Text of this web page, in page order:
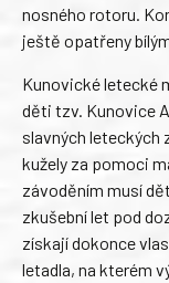
nosného rotoru.
ještě opatřeny
Kunovické letecké
děti tzv. Kunovice
slavných leteckých
kužely za pomoci
závoděním musí
zkušební let pod
získají dokonce
letadla, na kterém